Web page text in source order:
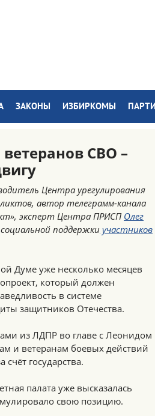
ЗАКОНЫ ИЗБИРКОМЫ
СВО –
Центра урегулирования
автор телеграмм-канала
эксперт Центра ПРИСПОлег
поддержки участников
Думе уже несколько месяцев
который должен
в системе
защитников Отечества.
из ЛДПР во главе с Леонидом
и ветеранам боевых действий
государства.
палата уже высказалась
свою позицию.